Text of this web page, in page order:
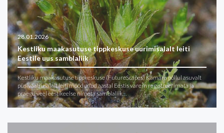
28.01.2026
Kestliku maakasutuse tippkeskuse uurimisalalt leiti
Eestile uus samblaliik
Kestliku maakasutuse tippkeskuse (FutureScapes) Kämara põllul asuvalt
püsivaatlusalalt leiti möödunud aastal Eestis varem registreerimata ja
praegu veel eestikeelse nimeta samblaliik…